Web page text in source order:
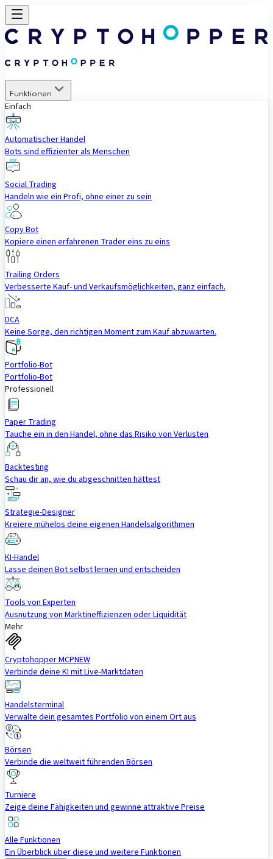
Funktionen
Einfach
Automatischer Handel
Bots sind effizienter als Menschen
Social Trading
Handeln wie ein Profi, ohne einer zu sein
Copy Bot
Kopiere einen erfahrenen Trader eins zu eins
Trailing Orders
Verbesserte Kauf- und Verkaufsmöglichkeiten, ganz einfach.
DCA
Keine Sorge, den richtigen Moment zum Kauf abzuwarten.
Portfolio-Bot
Portfolio-Bot
Professionell
Paper Trading
Tauche ein in den Handel, ohne das Risiko von Verlusten
Backtesting
Schau dir an, wie du abgeschnitten hättest
Strategie-Designer
Kreiere mühelos deine eigenen Handelsalgorithmen
KI-Handel
Lasse deinen Bot selbst lernen und entscheiden
Tools von Experten
Ausnutzung von Marktineffizienzen oder Liquidität
Mehr
Cryptohopper MCPNEW
Verbinde deine KI mit Live-Marktdaten
Handelsterminal
Verwalte dein gesamtes Portfolio von einem Ort aus
Börsen
Verbinde die weltweit führenden Börsen
Turniere
Zeige deine Fähigkeiten und gewinne attraktive Preise
Alle Funktionen
Ein Überblick über diese und weitere Funktionen